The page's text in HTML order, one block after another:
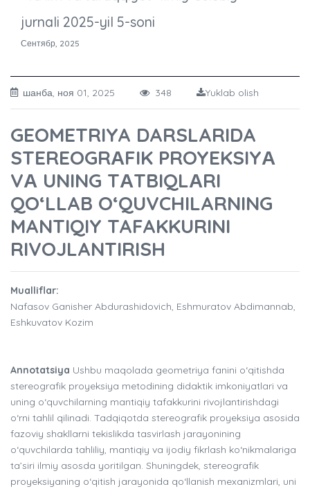
jurnali 2025-yil 5-soni
Сентябр, 2025
шанба, ноя 01, 2025 348 Yuklab olish
GEOMETRIYA DARSLARIDA
STEREOGRАFIK PROYEKSIYА
VА UNING TАTBIQLАRI
QO‘LLAB O‘QUVCHILARNING
MANTIQIY TAFAKKURINI
RIVOJLANTIRISH
Mualliflar:
Nafasov Ganisher Abdurashidovich, Eshmuratov Abdimannab,
Eshkuvatov Kozim
Annotatsiya Ushbu maqolada geometriya fanini o‘qitishda
stereografik proyeksiya metodining didaktik imkoniyatlari va
uning o‘quvchilarning mantiqiy tafakkurini rivojlantirishdagi
o‘rni tahlil qilinadi. Tadqiqotda stereografik proyeksiya asosida
fazoviy shakllarni tekislikda tasvirlash jarayonining
o‘quvchilarda tahliliy, mantiqiy va ijodiy fikrlash ko‘nikmalariga
ta’siri ilmiy asosda yoritilgan. Shuningdek, stereografik
proyeksiyaning o‘qitish jarayonida qo‘llanish mexanizmlari, uni